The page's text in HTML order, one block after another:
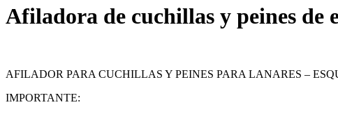
Afiladora de cuchillas y peines de
AFILADOR PARA CUCHILLAS Y PEINES PARA LANARES –
IMPORTANTE: